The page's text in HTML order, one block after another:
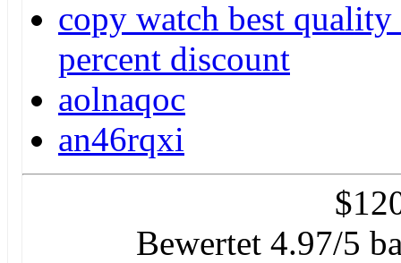
copy watch best
percent discount
aolnaqoc
an46rqxi
$
Bewertet 4.97/5